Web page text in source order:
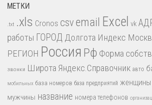
МЕТКИ
.txt .xls Cronos csvemail Excel vk
работы ГОРОД Долгота Индекс
РЕГИОН Россия Рф Форма
звонки Широта Яндекс.Справочник авто
мобильных база номеров база предприятий женщины
мужчины название номера телефонов